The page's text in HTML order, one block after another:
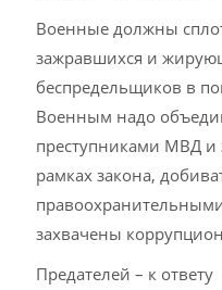
Военные должны
зажравшихся и
беспредельщиков в
Военным надо
преступниками МВД и
рамках закона,
захвачены
Предателей – к ответу